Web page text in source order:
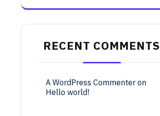
RECENT COMMENTS
A WordPress Commenter on
Hello world!